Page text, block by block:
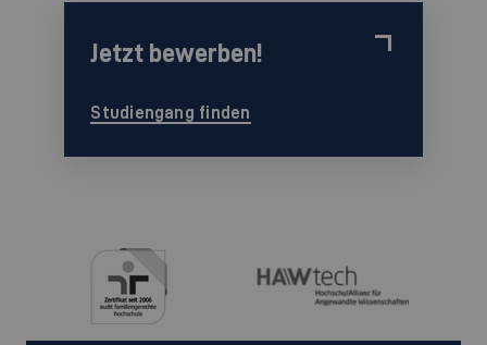
Jetzt bewerben!
Studiengang finden